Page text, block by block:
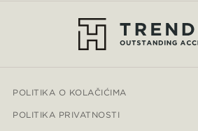
POLITIKA O KOLAČIĆIMA
POLITIKA PRIVATNOSTI